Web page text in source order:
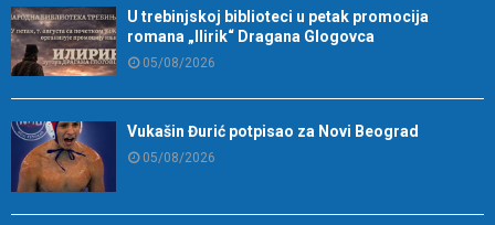
U trebinjskoj biblioteci u petak promocija
romana „Ilirik“ Dragana Glogovca
05/08/2026
Vukašin Đurić potpisao za Novi Beograd
05/08/2026